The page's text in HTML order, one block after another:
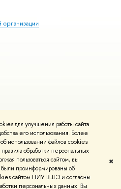
для улучшения работы сайта
его использования. Более
использовании файлов cookies
обработки персональных
пользоваться сайтом, вы
проинформированы об
сайтом НИУ ВШЭ и согласны
персональных данных. Вы
✖
возможностями
и контакты Условия использования
Карта сайта